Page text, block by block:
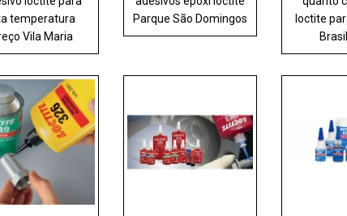
temperatura
Vila Maria
Parque São Domingos
loctite